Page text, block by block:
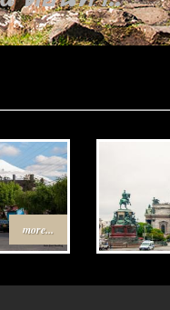
more...